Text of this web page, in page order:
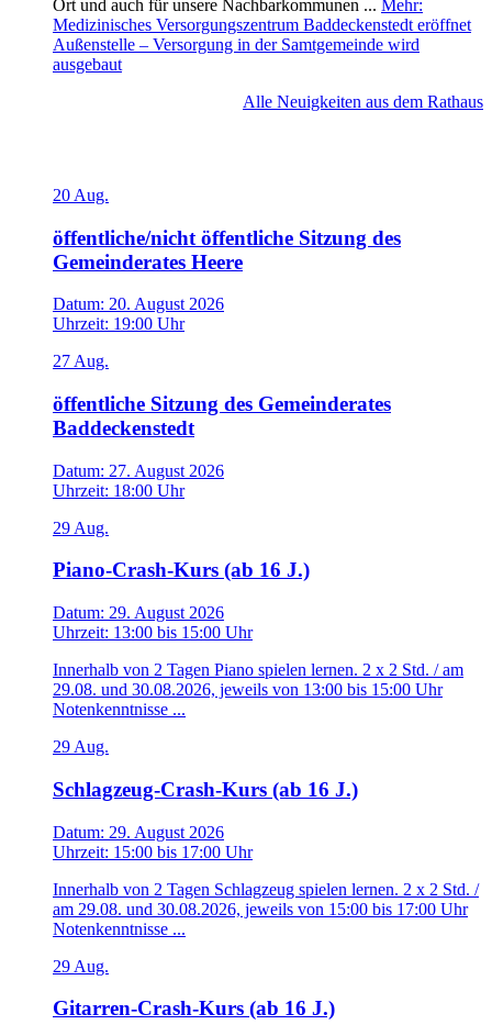
Ort und auch für unsere Nachbarkommunen ... Mehr:
Medizinisches Versorgungszentrum Baddeckenstedt eröffnet
Außenstelle – Versorgung in der Samtgemeinde wird
ausgebaut
Alle Neuigkeiten aus dem Rathaus
20 Aug.
öffentliche/nicht öffentliche Sitzung des
Gemeinderates Heere
Datum: 20. August 2026
Uhrzeit: 19:00 Uhr
27 Aug.
öffentliche Sitzung des Gemeinderates
Baddeckenstedt
Datum: 27. August 2026
Uhrzeit: 18:00 Uhr
29 Aug.
Piano-Crash-Kurs (ab 16 J.)
Datum: 29. August 2026
Uhrzeit: 13:00 bis 15:00 Uhr
Innerhalb von 2 Tagen Piano spielen lernen. 2 x 2 Std. / am
29.08. und 30.08.2026, jeweils von 13:00 bis 15:00 Uhr
Notenkenntnisse ...
29 Aug.
Schlagzeug-Crash-Kurs (ab 16 J.)
Datum: 29. August 2026
Uhrzeit: 15:00 bis 17:00 Uhr
Innerhalb von 2 Tagen Schlagzeug spielen lernen. 2 x 2 Std. /
am 29.08. und 30.08.2026, jeweils von 15:00 bis 17:00 Uhr
Notenkenntnisse ...
29 Aug.
Gitarren-Crash-Kurs (ab 16 J.)